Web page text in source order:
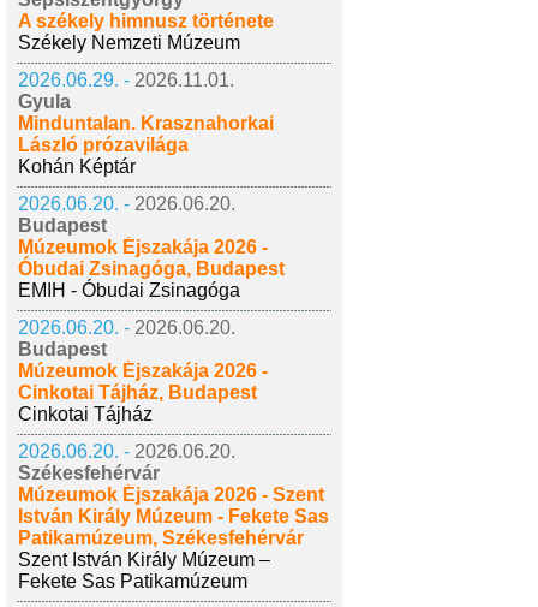
A székely himnusz története
Székely Nemzeti Múzeum
2026.06.29. - 2026.11.01.
Gyula
Minduntalan. Krasznahorkai
László prózavilága
Kohán Képtár
2026.06.20. - 2026.06.20.
Budapest
Múzeumok Éjszakája 2026 -
Óbudai Zsinagóga, Budapest
EMIH - Óbudai Zsinagóga
2026.06.20. - 2026.06.20.
Budapest
Múzeumok Éjszakája 2026 -
Cinkotai Tájház, Budapest
Cinkotai Tájház
2026.06.20. - 2026.06.20.
Székesfehérvár
Múzeumok Éjszakája 2026 - Szent
István Király Múzeum - Fekete Sas
Patikamúzeum, Székesfehérvár
Szent István Király Múzeum –
Fekete Sas Patikamúzeum